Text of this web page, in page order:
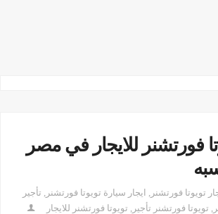
فورتشنر للايجار في مصر
تويوتا فورتشنر , ايجار سيارة تويوتا فورتشنر , تأجير
, تويوتا فورتشنر تأجير , تويوتا فورتشنر للايجار